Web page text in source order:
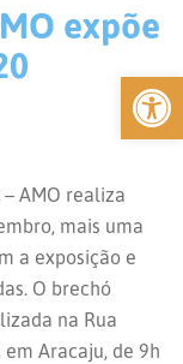
Abrir
expõe
AMO realiza
mais uma
a exposição e
O brechó
na Rua
Aracaju, de 9h